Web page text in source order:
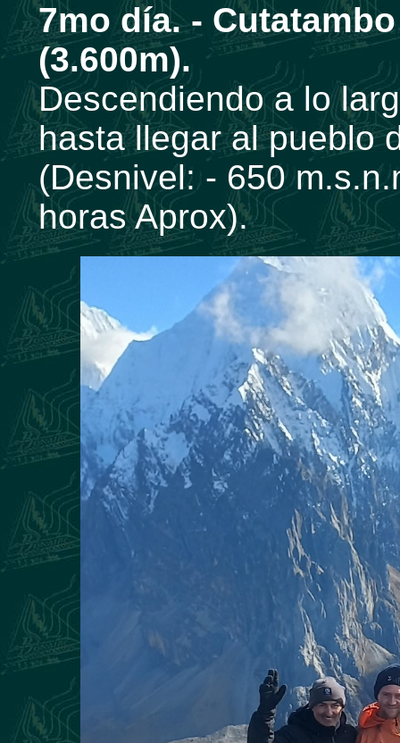
7mo día. -
(3.600m).
Descendiendo a lo
hasta llegar al pueblo
(Desnivel: - 650
horas Aprox).